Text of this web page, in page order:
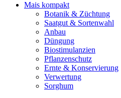
Mais kompakt
Botanik & Züchtung
Saatgut & Sortenwahl
Anbau
Düngung
Biostimulanzien
Pflanzenschutz
Ernte & Konservierung
Verwertung
Sorghum